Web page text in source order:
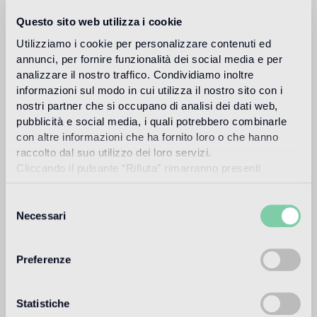
Questo sito web utilizza i cookie
Utilizziamo i cookie per personalizzare contenuti ed
annunci, per fornire funzionalità dei social media e per
analizzare il nostro traffico. Condividiamo inoltre
informazioni sul modo in cui utilizza il nostro sito con i
nostri partner che si occupano di analisi dei dati web,
pubblicità e social media, i quali potrebbero combinarle
con altre informazioni che ha fornito loro o che hanno
raccolto dal suo utilizzo dei loro servizi.
Cliccando il pulsante “Rifiuta” rimarranno presenti
tecnici.
delNecessari
Preferenze
Statistiche
attraverso un approccio multidisciplinare che si avvale di
mezzi espressivi quali architetture, arredi d’interni, mobili,
prodotti industriali e design grafico. Nendo apre un ufficio a
Milano nel 2005 e un altro a Singapore nel 2012.
Leggi di più
Destinazione d'uso
adatto 1